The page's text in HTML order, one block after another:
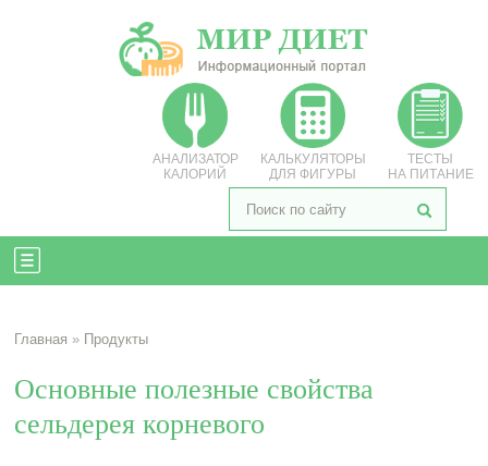
АНАЛИЗАТОР
КАЛОРИЙ
КАЛЬКУЛЯТОРЫ
ДЛЯ ФИГУРЫ
ТЕСТЫ
НА ПИТАНИЕ
Главная » Продукты
Основные полезные свойства
сельдерея корневого